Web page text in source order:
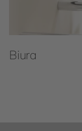
Biura